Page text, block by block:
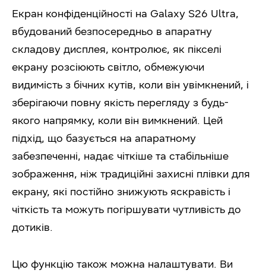
Екран конфіденційності на Galaxy S26 Ultra,
вбудований безпосередньо в апаратну
складову дисплея, контролює, як пікселі
екрану розсіюють світло, обмежуючи
видимість з бічних кутів, коли він увімкнений, і
зберігаючи повну якість перегляду з будь-
якого напрямку, коли він вимкнений. Цей
підхід, що базується на апаратному
забезпеченні, надає чіткіше та стабільніше
зображення, ніж традиційні захисні плівки для
екрану, які постійно знижують яскравість і
чіткість та можуть погіршувати чутливість до
дотиків.
Цю функцію також можна налаштувати. Ви